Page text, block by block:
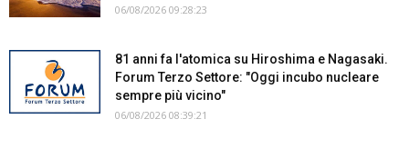
06/08/2026 09:28:23
81 anni fa l'atomica su Hiroshima e Nagasaki.
Forum Terzo Settore: "Oggi incubo nucleare
sempre più vicino"
06/08/2026 08:39:21